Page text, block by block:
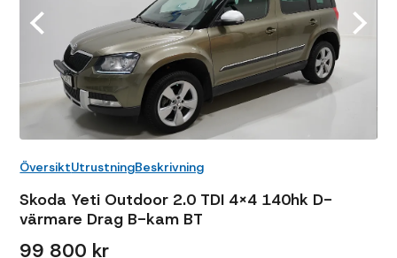
ÖversiktUtrustningBeskrivning
Skoda Yeti Outdoor 2.0 TDI 4x4 140hk D-
värmare Drag B-kam BT
99 800 kr